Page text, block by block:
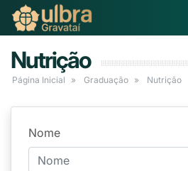
Nutrição
Página Inicial Graduação Nutrição
Nome